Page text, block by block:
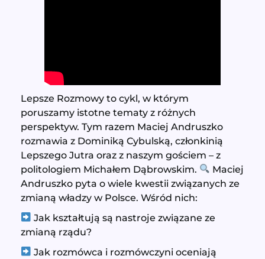
Lepsze Rozmowy to cykl, w którym
poruszamy istotne tematy z różnych
perspektyw. Tym razem Maciej Andruszko
rozmawia z Dominiką Cybulską, członkinią
Lepszego Jutra oraz z naszym gościem – z
politologiem Michałem Dąbrowskim.
Maciej
Andruszko pyta o wiele kwestii związanych ze
zmianą władzy w Polsce. Wśród nich:
Jak kształtują są nastroje związane ze
zmianą rządu?
Jak rozmówca i rozmówczyni oceniają